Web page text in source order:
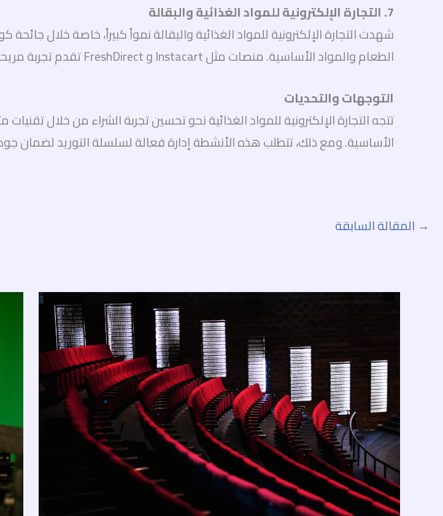
7. التجارة الإلكترونية للمواد الغذائية والبقالة
شهدت التجارة الإلكترونية للمواد الغذائية والبقالة نمواً كبيراً، خاصة خلال
الطعام والمواد الأساسية. منصات مثل Instacart و FreshDirect تقدم تجربة مريحة لشراء المواد الغذائية وتوصيلها إلى المنازل.
التوجهات والتحديات
تتجه التجارة الإلكترونية للمواد الغذائية نحو تحسين تجربة الشراء من خلال
الأساسية. ومع ذلك، تتطلب هذه الأنشطة إدارة فعالة لسلسلة التوريد لضمان
→ المقالة السابقة